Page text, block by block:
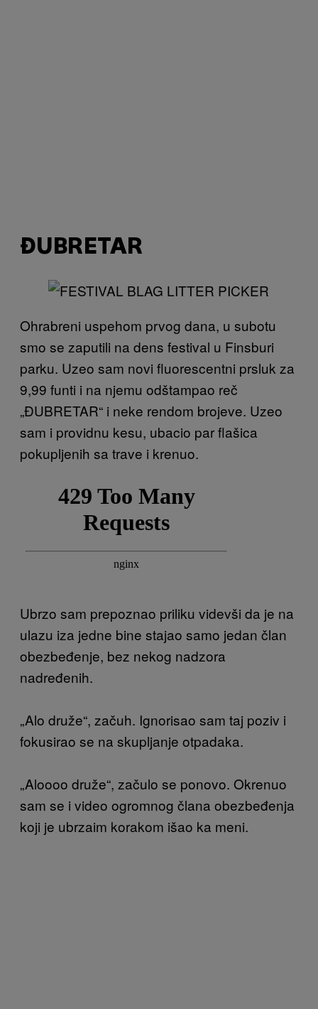
ĐUBRETAR
Ohrabreni uspehom prvog dana, u subotu
smo se zaputili na dens festival u Finsburi
parku. Uzeo sam novi fluorescentni prsluk za
9,99 funti i na njemu odštampao reč
„ĐUBRETAR“ i neke rendom brojeve. Uzeo
sam i providnu kesu, ubacio par flašica
pokupljenih sa trave i krenuo.
Ubrzo sam prepoznao priliku videvši da je na
ulazu iza jedne bine stajao samo jedan član
obezbeđenje, bez nekog nadzora
nadređenih.
„Alo druže“, začuh. Ignorisao sam taj poziv i
fokusirao se na skupljanje otpadaka.
„Aloooo druže“, začulo se ponovo. Okrenuo
sam se i video ogromnog člana obezbeđenja
koji je ubrzaim korakom išao ka meni.